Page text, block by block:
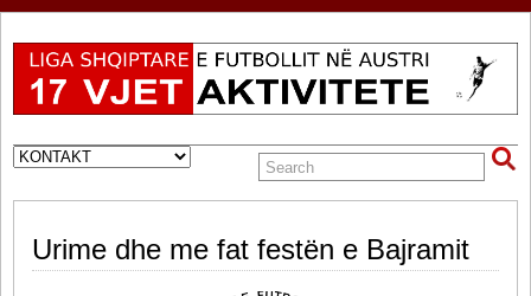
Urime dhe me fat festën e Bajramit